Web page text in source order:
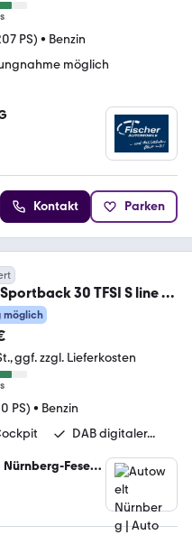
PS) • Benzin
möglich
Kontakt Parken
30 TFSI S line S
Sitzhei
möglich
ggf. zzgl. Lieferkosten
PS) • Benzin
DAB digitaler...
Feser